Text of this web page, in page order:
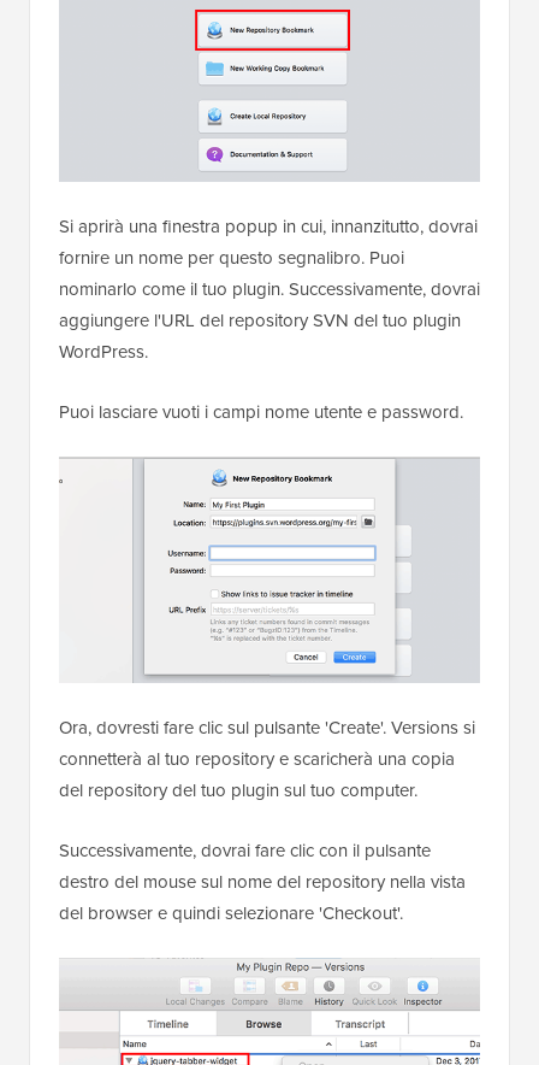
Si aprirà una finestra popup in cui, innanzitutto, dovrai
fornire un nome per questo segnalibro. Puoi
nominarlo come il tuo plugin. Successivamente, dovrai
aggiungere l'URL del repository SVN del tuo plugin
WordPress.
Puoi lasciare vuoti i campi nome utente e password.
Ora, dovresti fare clic sul pulsante 'Create'. Versions si
connetterà al tuo repository e scaricherà una copia
del repository del tuo plugin sul tuo computer.
Successivamente, dovrai fare clic con il pulsante
destro del mouse sul nome del repository nella vista
del browser e quindi selezionare 'Checkout'.